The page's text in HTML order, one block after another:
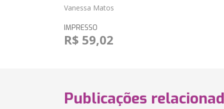
Vanessa Matos
IMPRESSO
R$ 59,02
Publicações